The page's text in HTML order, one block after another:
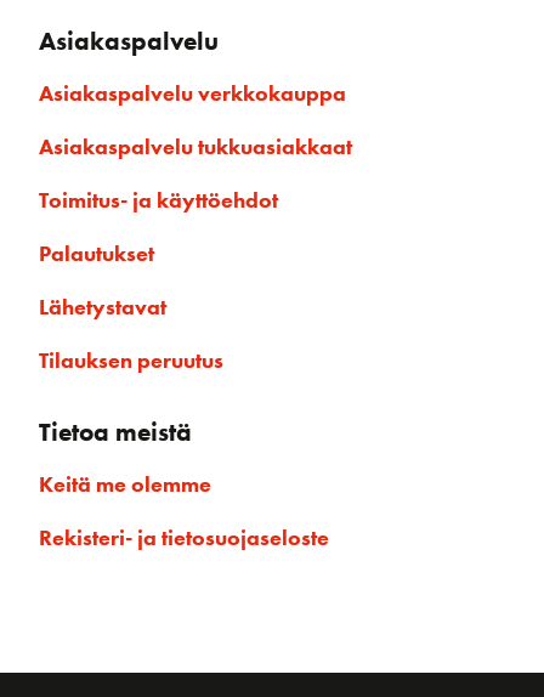
Asiakaspalvelu
Asiakaspalvelu verkkokauppa
Asiakaspalvelu tukkuasiakkaat
Toimitus- ja käyttöehdot
Palautukset
Lähetystavat
Tilauksen peruutus
Tietoa meistä
Keitä me olemme
Rekisteri- ja tietosuojaseloste